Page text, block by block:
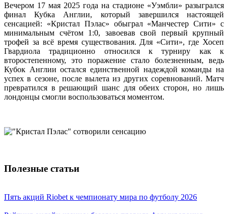
Вечером 17 мая 2025 года на стадионе «Уэмбли» разыгрался
финал Кубка Англии, который завершился настоящей
сенсацией: «Кристал Пэлас» обыграл «Манчестер Сити» с
минимальным счётом 1:0, завоевав свой первый крупный
трофей за всё время существования. Для «Сити», где Хосеп
Гвардиола традиционно относился к турниру как к
второстепенному, это поражение стало болезненным, ведь
Кубок Англии остался единственной надеждой команды на
успех в сезоне, после вылета из других соревнований. Матч
превратился в решающий шанс для обеих сторон, но лишь
лондонцы смогли воспользоваться моментом.
Полезные статьи
Пять акций Riobet к чемпионату мира по футболу 2026